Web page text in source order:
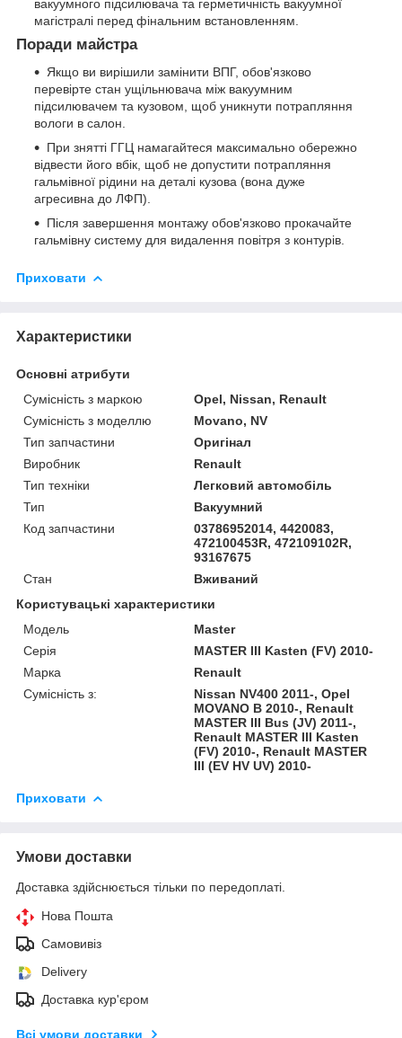
вакуумного підсилювача та герметичність вакуумної
магістралі перед фінальним встановленням.
Поради майстра
Якщо ви вирішили замінити ВПГ, обов'язково
перевірте стан ущільнювача між вакуумним
підсилювачем та кузовом, щоб уникнути потрапляння
вологи в салон.
При знятті ГГЦ намагайтеся максимально обережно
відвести його вбік, щоб не допустити потрапляння
гальмівної рідини на деталі кузова (вона дуже
агресивна до ЛФП).
Після завершення монтажу обов'язково прокачайте
гальмівну систему для видалення повітря з контурів.
Приховати
Характеристики
Основні атрибути
Сумісність з маркою
Opel, Nissan, Renault
Сумісність з моделлю
Movano, NV
Тип запчастини
Оригінал
Виробник
Renault
Тип техніки
Легковий автомобіль
Тип
Вакуумний
Код запчастини
03786952014, 4420083,
472100453R, 472109102R,
93167675
Стан
Вживаний
Користувацькі характеристики
Модель
Master
Серія
MASTER III Kasten (FV) 2010-
Марка
Renault
Сумісність з:
Nissan NV400 2011-, Opel
MOVANO B 2010-, Renault
MASTER III Bus (JV) 2011-,
Renault MASTER III Kasten
(FV) 2010-, Renault MASTER
III (EV HV UV) 2010-
Приховати
Умови доставки
Доставка здійснюється тільки по передоплаті.
Нова Пошта
Самовивіз
Delivery
Доставка кур'єром
Всі умови доставки